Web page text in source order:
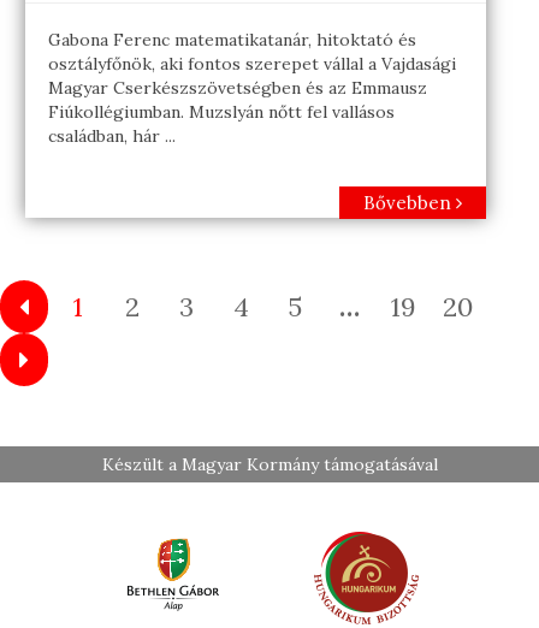
Gabona Ferenc matematikatanár, hitoktató és
osztályfőnök, aki fontos szerepet vállal a Vajdasági
Magyar Cserkészszövetségben és az Emmausz
Fiúkollégiumban. Muzslyán nőtt fel vallásos
családban, hár ...
Bővebben
1 2 3 4 5 … 19 20
Készült a Magyar Kormány támogatásával